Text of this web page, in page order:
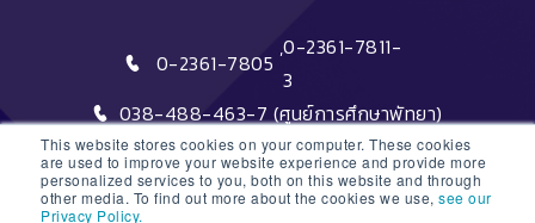
This website stores cookies on your computer. These cookies
are used to improve your website experience and provide more
personalized services to you, both on this website and through
other media. To find out more about the cookies we use, see our
Privacy Policy.
0-2361-7805
,0-2361-7811-
3
038-488-463-7 (ศูนย์การศึกษาพัทยา)